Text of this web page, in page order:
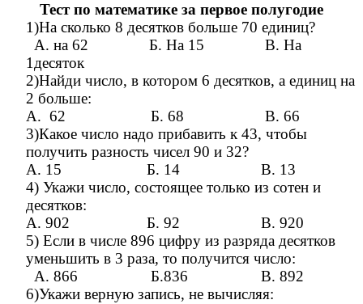
Тест по математике за первое полугодие
1)На сколько 8 десятков больше 70 единиц?
А. на 62 Б. На 15 В. На
1десяток
2)Найди число, в котором 6 десятков, а единиц на
2 больше:
А. 62 Б. 68 В. 66
3)Какое число надо прибавить к 43, чтобы
получить разность чисел 90 и 32?
А. 15 Б. 14 В. 13
4) Укажи число, состоящее только из сотен и
десятков:
А. 902 Б. 92 В. 920
5) Если в числе 896 цифру из разряда десятков
уменьшить в 3 раза, то получится число:
А. 866 Б.836 В. 892
6)Укажи верную запись, не вычисляя: